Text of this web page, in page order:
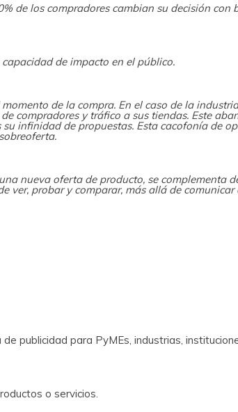
de los compradores cambian su decisión con
de impacto en el público.
de la compra. En el caso de la
compradores y tráfico a sus tiendas. Este
infinidad de propuestas. Esta cacofonía de
nueva oferta de producto, se complementa
ver, probar y comparar, más allá de comunicar
publicidad para PyMEs, industrias,
o servicios.